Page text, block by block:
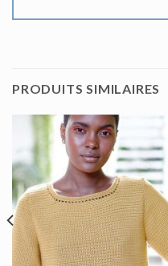
PRODUITS SIMILAIRES